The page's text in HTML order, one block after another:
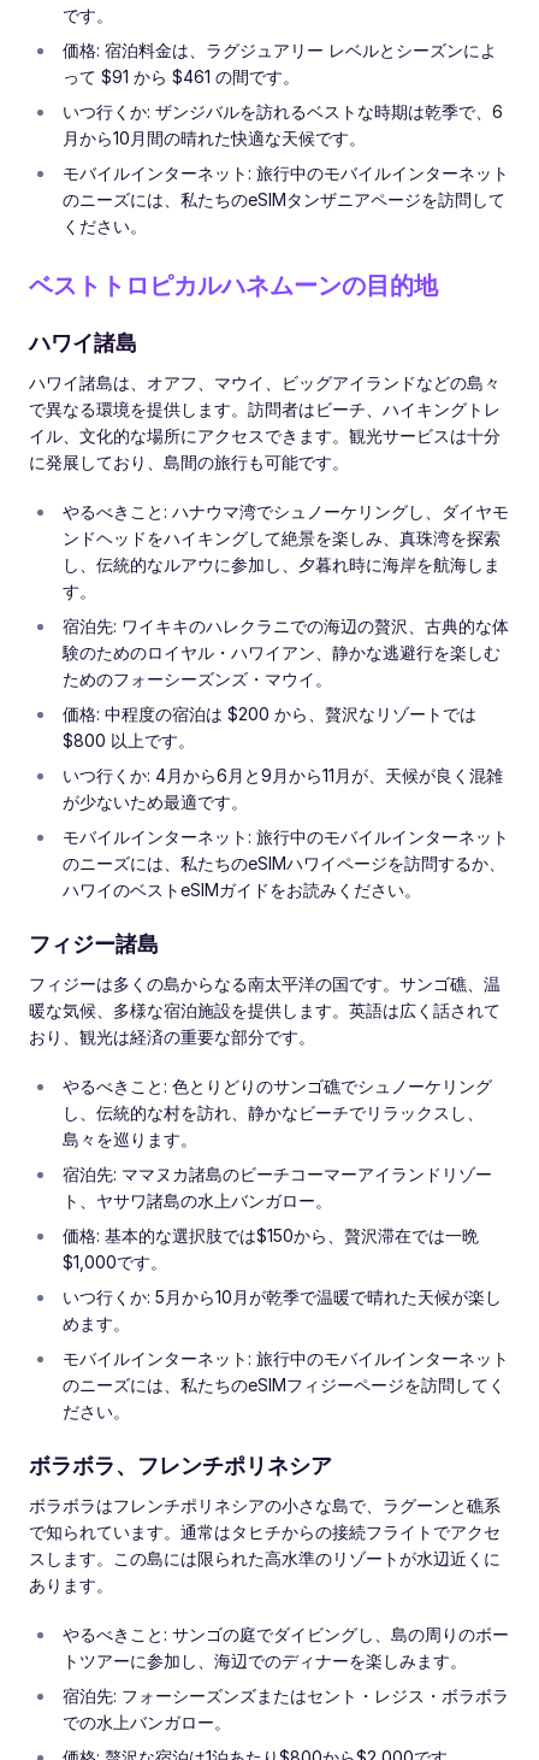
です。
価格: 宿泊料金は、ラグジュアリー レベルとシーズンによ
って $91 から $461 の間です。
いつ行くか: ザンジバルを訪れるベストな時期は乾季で、6
月から10月間の晴れた快適な天候です。
モバイルインターネット: 旅行中のモバイルインターネット
のニーズには、私たちのeSIMタンザニアページを訪問して
ください。
ベストトロピカルハネムーンの目的地
ハワイ諸島
ハワイ諸島は、オアフ、マウイ、ビッグアイランドなどの島々
で異なる環境を提供します。訪問者はビーチ、ハイキングトレ
イル、文化的な場所にアクセスできます。観光サービスは十分
に発展しており、島間の旅行も可能です。
やるべきこと: ハナウマ湾でシュノーケリングし、ダイヤモ
ンドヘッドをハイキングして絶景を楽しみ、真珠湾を探索
し、伝統的なルアウに参加し、夕暮れ時に海岸を航海しま
す。
宿泊先: ワイキキのハレクラニでの海辺の贅沢、古典的な体
験のためのロイヤル・ハワイアン、静かな逃避行を楽しむ
ためのフォーシーズンズ・マウイ。
価格: 中程度の宿泊は $200 から、贅沢なリゾートでは
$800 以上です。
いつ行くか: 4月から6月と9月から11月が、天候が良く混雑
が少ないため最適です。
モバイルインターネット: 旅行中のモバイルインターネット
のニーズには、私たちのeSIMハワイページを訪問するか、
ハワイのベストeSIMガイドをお読みください。
フィジー諸島
フィジーは多くの島からなる南太平洋の国です。サンゴ礁、温
暖な気候、多様な宿泊施設を提供します。英語は広く話されて
おり、観光は経済の重要な部分です。
やるべきこと: 色とりどりのサンゴ礁でシュノーケリング
し、伝統的な村を訪れ、静かなビーチでリラックスし、
島々を巡ります。
宿泊先: ママヌカ諸島のビーチコーマーアイランドリゾー
ト、ヤサワ諸島の水上バンガロー。
価格: 基本的な選択肢では$150から、贅沢滞在では一晩
$1,000です。
いつ行くか: 5月から10月が乾季で温暖で晴れた天候が楽し
めます。
モバイルインターネット: 旅行中のモバイルインターネット
のニーズには、私たちのeSIMフィジーページを訪問してく
ださい。
ボラボラ、フレンチポリネシア
ボラボラはフレンチポリネシアの小さな島で、ラグーンと礁系
で知られています。通常はタヒチからの接続フライトでアクセ
スします。この島には限られた高水準のリゾートが水辺近くに
あります。
やるべきこと: サンゴの庭でダイビングし、島の周りのボー
トツアーに参加し、海辺でのディナーを楽しみます。
宿泊先: フォーシーズンズまたはセント・レジス・ボラボラ
での水上バンガロー。